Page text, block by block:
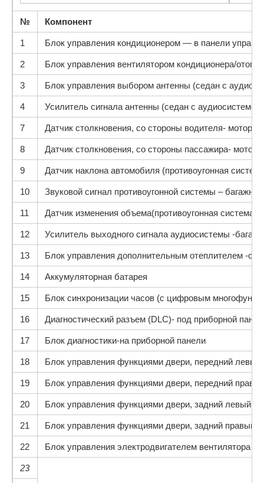
№ Компонент
1 Блок управления кондиционером — в панели
2 Блок управления вентилятором кондиционера/
3 Блок управления выбором антенны (седан с
4 Усилитель сигнала антенны (седан с
7 Датчик столкновения, со стороны водителя-
8 Датчик столкновения, со стороны пассажира-
9 Датчик наклона автомобиля (противоугонная
10 Звуковой сигнал противоугонной системы –
11 Датчик изменения объема(противоугонная
12 Усилитель выходного сигнала аудиосистемы -
13 Блок управления дополнительным отеплителем -
14 Аккумуляторная батарея
15 Блок синхронизации часов (с цифровым
16 Диагностический разъем (DLC)- под приборной
17 Блок диагностики-на приборной панели
18 Блок управления функциями двери, передний
19 Блок управления функциями двери, передний
20 Блок управления функциями двери, задний левый
21 Блок управления функциями двери, задний правый
22 Блок управления электродвигателем вентилятора
23